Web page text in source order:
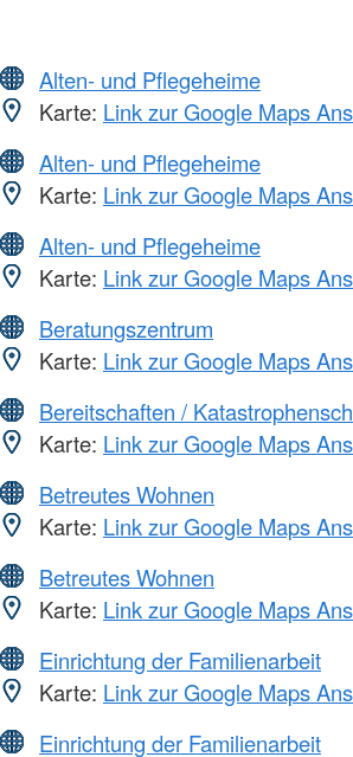
Alten- und Pflegeheime
Karte: Link zur Google Maps
Alten- und Pflegeheime
Karte: Link zur Google Maps
Alten- und Pflegeheime
Karte: Link zur Google Maps
Beratungszentrum
Karte: Link zur Google Maps
Bereitschaften /
Karte: Link zur Google Maps
Betreutes Wohnen
Karte: Link zur Google Maps
Betreutes Wohnen
Karte: Link zur Google Maps
Einrichtung der Familienarbeit
Karte: Link zur Google Maps
Einrichtung der Familienarbeit